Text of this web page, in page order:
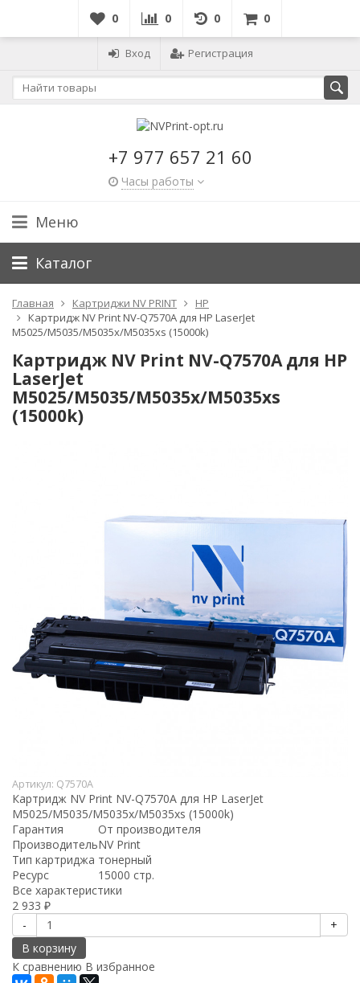
0 0 0 0
Вход Регистрация
+7 977 657 21 60
Часы работы
Меню
Каталог
Главная Картриджи NV PRINT
HP
Картридж NV Print NV-Q7570A для HP LaserJet
M5025/M5035/M5035x/M5035xs (15000k)
Картридж NV Print NV-Q7570A для HP
LaserJet
M5025/M5035/M5035x/M5035xs
(15000k)
Артикул: Q7570A
Картридж NV Print NV-Q7570A для HP LaserJet
M5025/M5035/M5035x/M5035xs (15000k)
Гарантия
От производителя
ПроизводительNV Print
Тип картриджа тонерный
Ресурс
15000 стр.
Все характеристики
2 933 ₽
-
+
В корзину
К сравнению В избранное